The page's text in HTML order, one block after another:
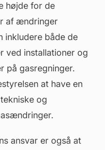
højde for de
af ændringer
inkludere både de
ved installationer og
på gasregninger.
at have en
og
ansvar er også at